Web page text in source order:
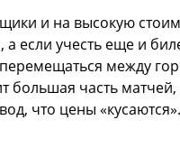
и на высокую
а если учесть еще и
между
большая часть
что цены «кусаются».